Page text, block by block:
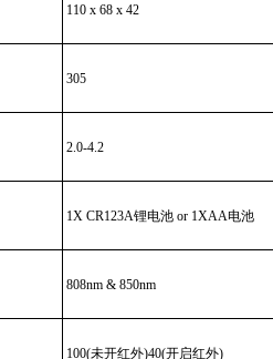
110 x 68 x 42
305
2.0-4.2
1X CR123A锂电池 or 1XAA电池
808nm & 850nm
100(未开红外)40(开启红外)